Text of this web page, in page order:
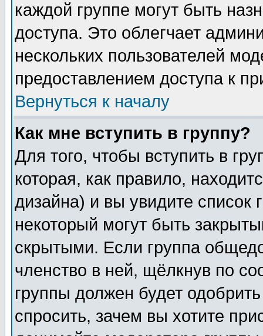
каждой группе могут быть
доступа. Это облегчает
нескольких пользователей
предоставлением доступа к
Вернуться к началу
Как мне вступить в группу?
Для того, чтобы вступить в
которая, как правило,
дизайна) и вы увидите список
некоторый могут быть
скрытыми. Если группа
членство в ней, щёлкнув по
группы должен будет
спросить, зачем вы хотите